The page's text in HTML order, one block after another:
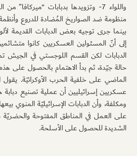
واللواء 7- وتزويدها بدبابات
منظومة ضد الصواريخ المُضادة للدروع
بينما جرى توجيه بعض الدبابات القديمة
إلى أنّ المسئولين العسكريين كانوا
الدبابات لكن القسم اللوجستي في الجيش
حالة جيّدة، ثم بدأ الاهتمام بالحصول على
الماضي على خلفية الحرب الأوكرانيّة. يقول
عسكريين إسرائيليين أن عملية تصنيع
ومكلفة، وأن الدبابات الإسرائيليّة المنوي
على العمل في المناطق المفتوحة
الشديدة للحصول على الأسلحة.